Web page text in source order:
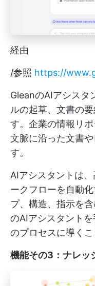
経由
/参照 https://
GleanのAIアシスタ
ルの起草、文書の
す。企業の情報リポ
文脈に沿った文書
す。
AIアシスタントは
ークフローを自動
プ、構造、指示を
のAIアシスタント
のプロセスに導くこ
機能その3：ナレッ